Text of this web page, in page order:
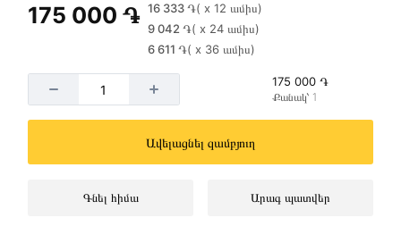
175 000 ֏ 16 333 ֏( x 12 ամիս)
9 042 ֏( x 24 ամիս)
6 611 ֏( x 36 ամիս)
175 000 ֏
Քանակ՝ 1
Ավելացնել զամբյուղ
Գնել հիմա Արագ պատվեր